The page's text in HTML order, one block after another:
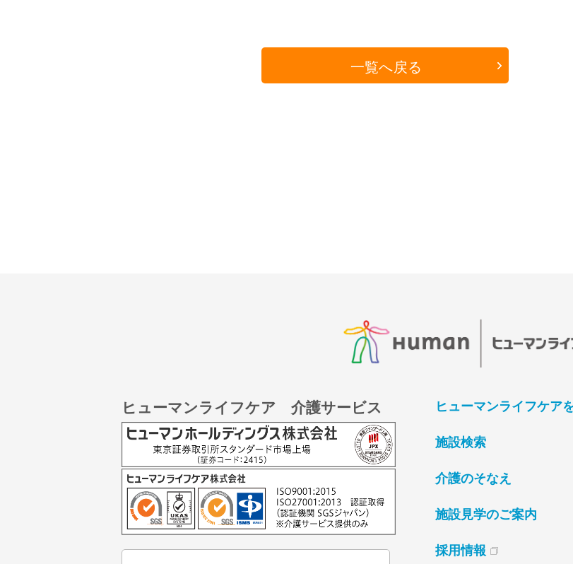
一覧へ戻る
ヒューマンライフケア 介護サービス ヒューマンライフケア
施設検索
介護のそなえ
施設見学のご案内
採用情報